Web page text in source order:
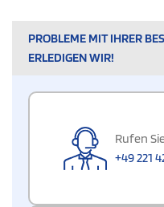
PROBLEME MIT IHRER
ERLEDIGEN WIR!
Rufen
+49 221